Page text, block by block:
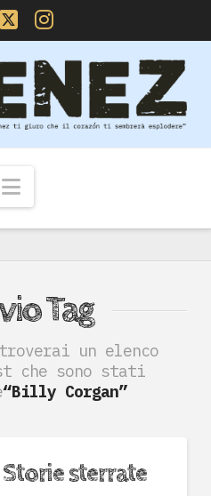
X Instagram
Navigazione
Tag
un elenco
sono stati
“Billy Corgan”
sterrate